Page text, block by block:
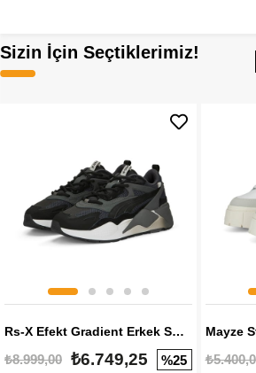
Sizin İçin Seçtiklerimiz!
Rs-X Efekt Gradient Erkek Sneaker
₺8.999,00 ₺6.749,25 %25